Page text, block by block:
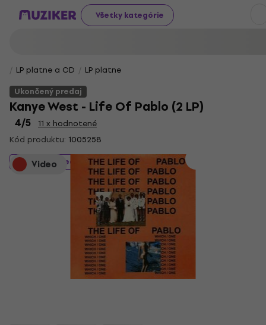
Všetky kategórie
LP platne a CD
LP platne
Ukončený predaj
Kanye West - Life Of Pablo (2 LP)
4/5
11 x hodnotené
Kód produktu: 1005258
Video
Ukončený predaj